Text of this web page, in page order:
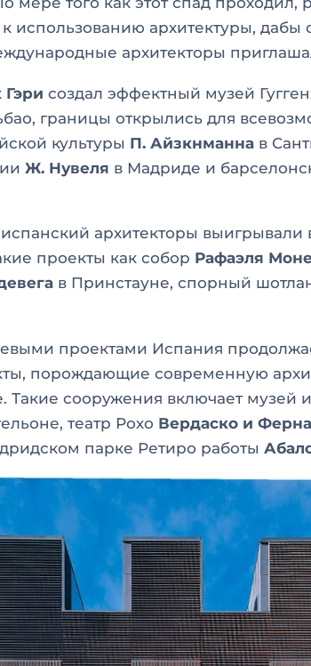
использованию архитектуры,
архитекторы
Гэри создал эффектный музей
границы открылись для
культуры П. Айзкнманна в
Ж. Нувеля в Мадриде и
архитекторы
проекты как собор Рафаэля
в Принстауне, спорный
проектами Испания
порождающие современную
Такие сооружения включает музей
театр Рохо Вердаско и
парке Ретиро работы